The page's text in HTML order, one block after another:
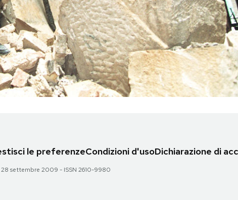
le preferenzeCondizioni d'usoDichiarazione di
settembre 2009 - ISSN 2610-9980